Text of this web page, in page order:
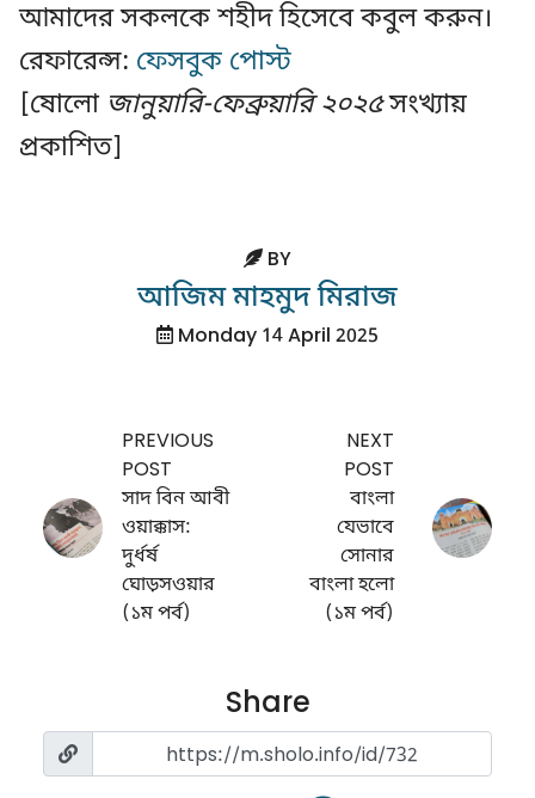
আমাদের সকলকে শহীদ হিসেবে কবুল করুন।
রেফারেন্স: ফেসবুক পোস্ট
[ষোলো জানুয়ারি-ফেব্রুয়ারি ২০২৫সংখ্যায়
প্রকাশিত]
BY
আজিম মাহমুদ মিরাজ
Monday 14 April 2025
PREVIOUS
POST
সাদ বিন আবী
ওয়াক্কাস:
দুর্ধর্ষ
ঘোড়সওয়ার
(১ম পর্ব)
NEXT
POST
বাংলা
যেভাবে
সোনার
বাংলা হলো
(১ম পর্ব)
Share